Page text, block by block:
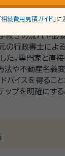
るべきか分から
続きの流れや必
の行政書士によ
た。専門家と直接
法や不動産名義
バイスを得るこ
ップを明確にする
「相続費用見積ガイド」 に